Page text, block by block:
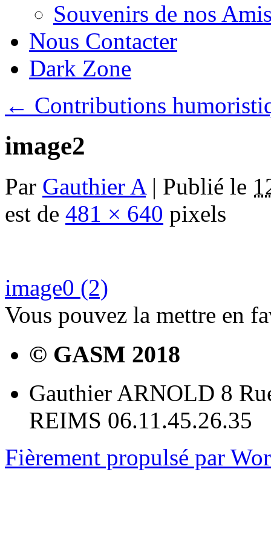
Souvenirs de nos
Nous Contacter
Dark Zone
← Contributions
image2
Par Gauthier A | Publié le
est de 481 × 640 pixels
image0 (2)
Vous pouvez la mettre en
© GASM 2018
Gauthier ARNOLD 8
REIMS 06.11.45.26.35
Fièrement propulsé par